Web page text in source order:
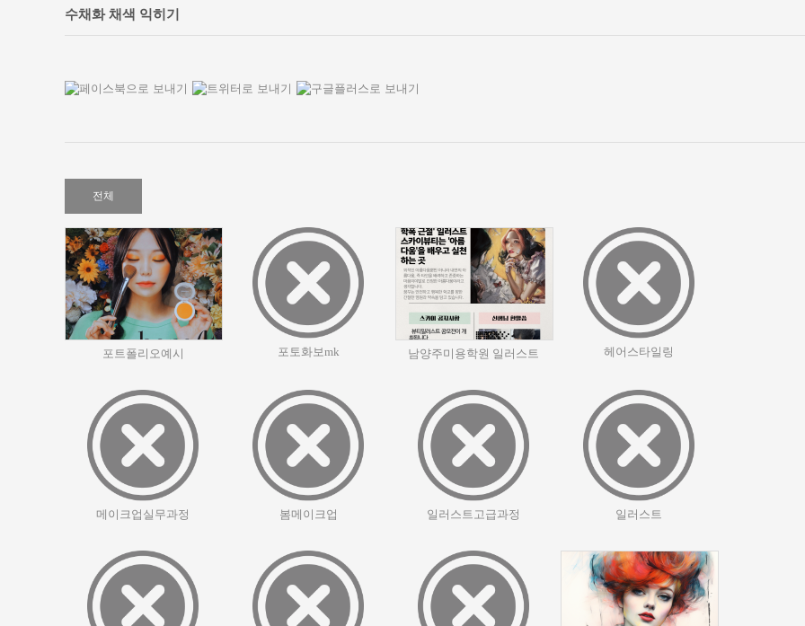
수채화 채색 익히기
전체
포트폴리오예시 포토화보mk 남양주미용학원 일러스트 헤어스타일링
메이크업실무과정 봄메이크업 일러스트고급과정 일러스트